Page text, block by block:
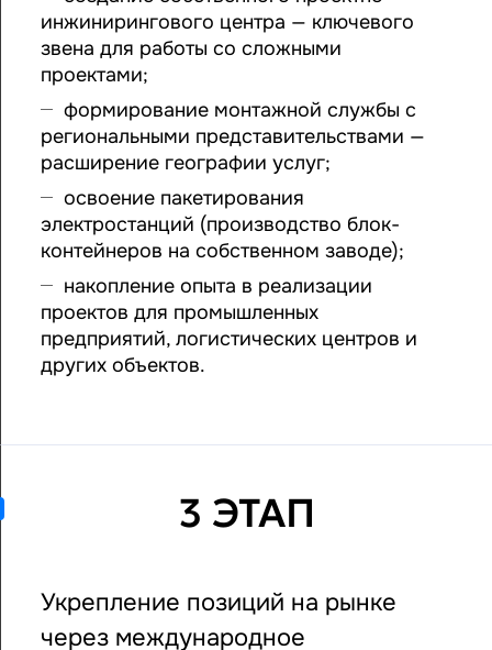
инжинирингового центра — ключевого
звена для работы со сложными
проектами;
формирование монтажной службы с
региональными представительствами —
расширение географии услуг;
освоение пакетирования
электростанций (производство блок-
контейнеров на собственном заводе);
накопление опыта в реализации
проектов для промышленных
предприятий, логистических центров и
других объектов.
3 ЭТАП
Укрепление позиций на рынке
через международное